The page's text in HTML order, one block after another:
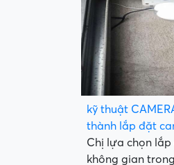
kỹ thuật
thành lắp đặt
Chị lựa chọn
không gian